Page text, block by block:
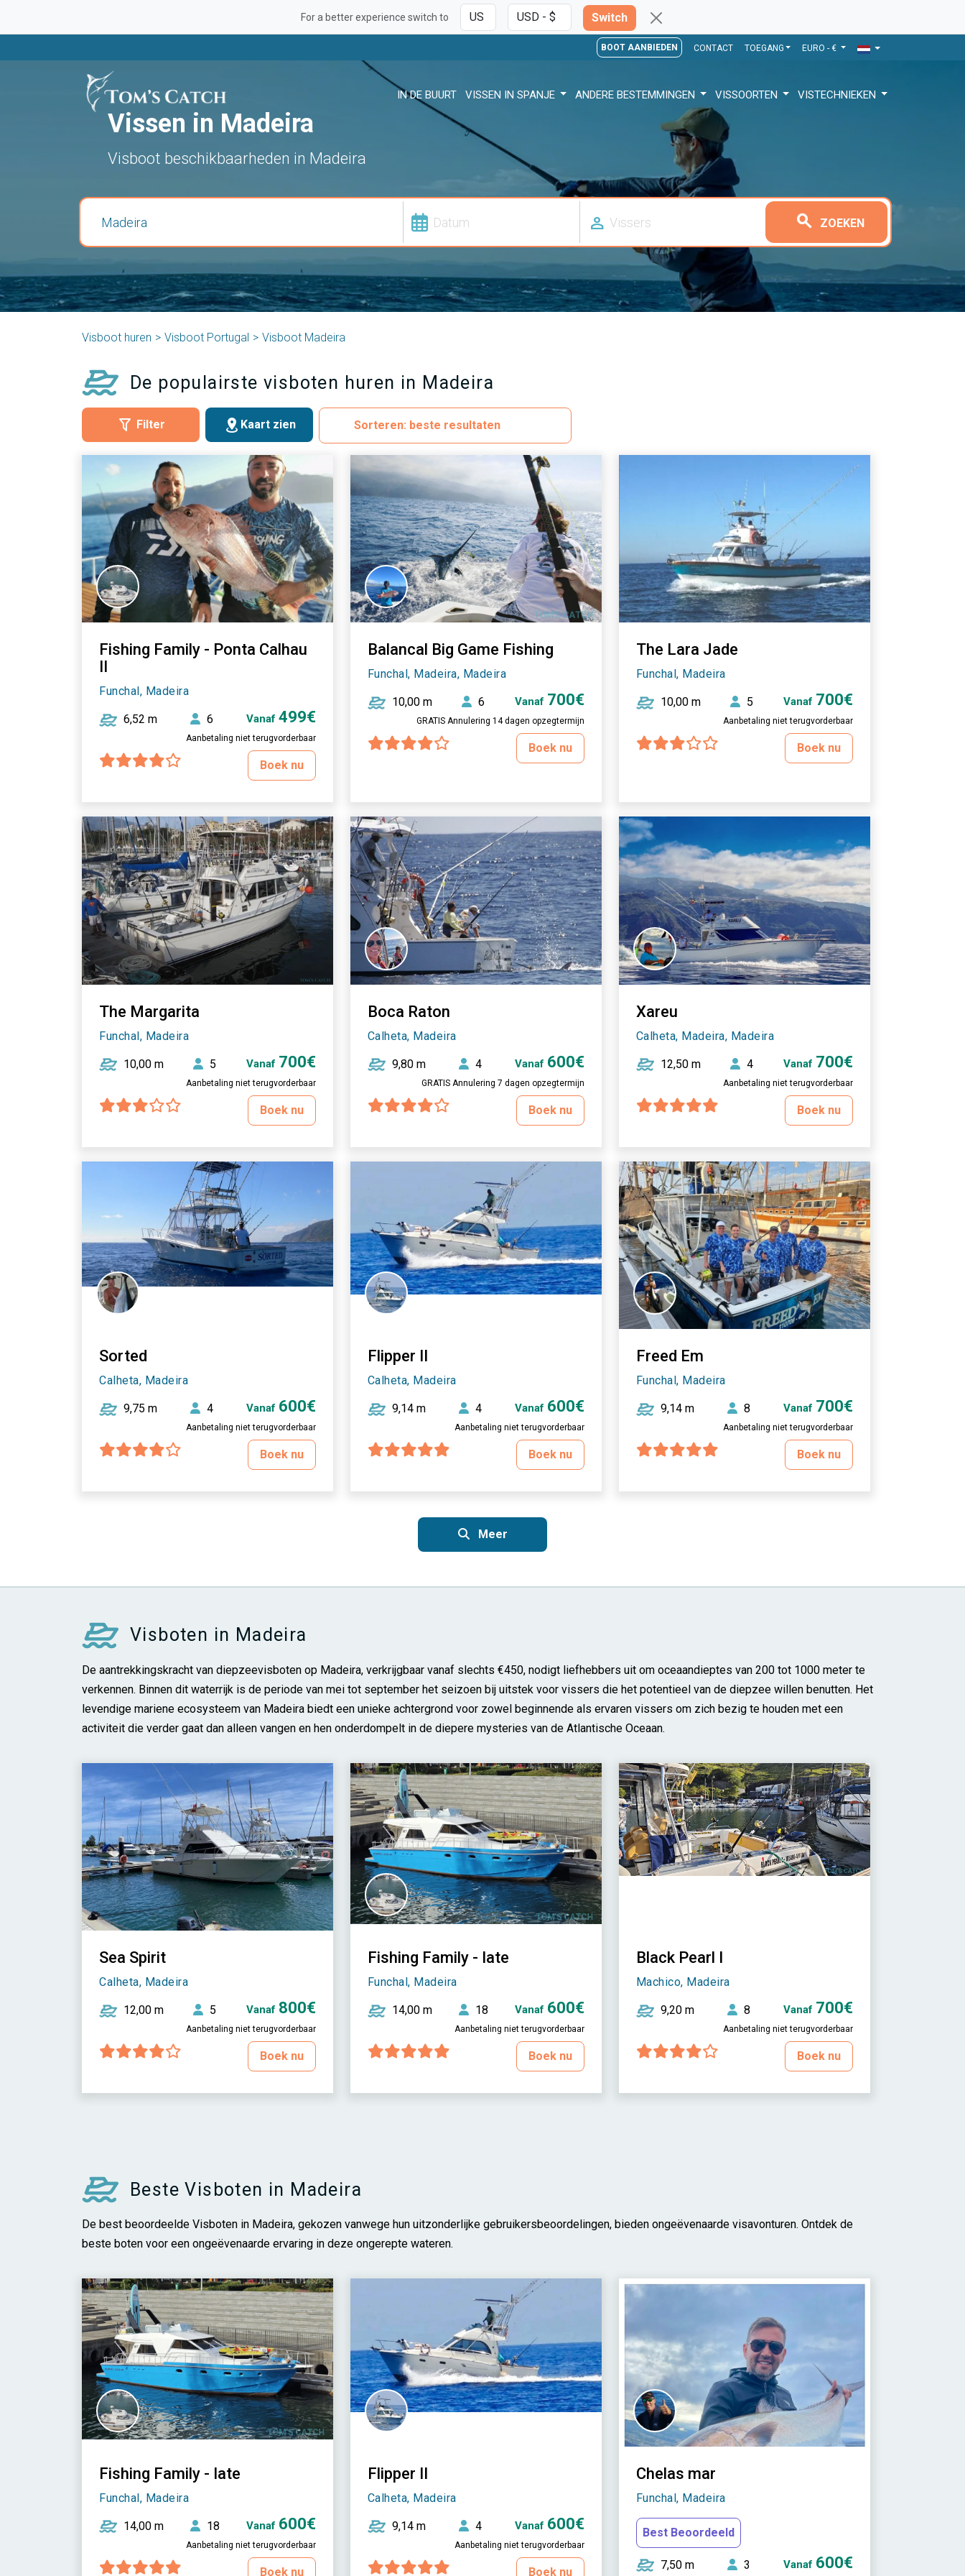
For a better experience switch to Switch
BOOT AANBIEDEN CONTACT TOEGANG EURO - €
IN DE BUURT VISSEN IN SPANJE ANDERE BESTEMMINGEN VISSOORTEN VISTECHNIEKEN
Vissen in Madeira
Visboot beschikbaarheden in Madeira
person search ZOEKEN
Visboot huren Visboot Portugal Visboot Madeira
De populairste visboten huren in Madeira
Filter Kaart zien
Fishing Family - Ponta Calhau
Funchal, Madeira
6,52 m 6 Vanaf 499€
Aanbetaling niet terugvorderbaar
Boek nu
Balancal Big Game Fishing
Funchal, Madeira, Madeira
10,00 m 6 Vanaf 700€
GRATIS Annulering 14 dagen opzegtermijn
Boek nu
The Lara Jade
Funchal, Madeira
10,00 m 5 Vanaf 700€
Aanbetaling niet terugvorderbaar
Boek nu
The Margarita
Funchal, Madeira
10,00 m 5 Vanaf 700€
Aanbetaling niet terugvorderbaar
Boek nu
Boca Raton
Calheta, Madeira
9,80 m 4 Vanaf 600€
GRATIS Annulering 7 dagen opzegtermijn
Boek nu
Xareu
Calheta, Madeira, Madeira
12,50 m 4 Vanaf 700€
Aanbetaling niet terugvorderbaar
Boek nu
Sorted
Calheta, Madeira
9,75 m 4 Vanaf 600€
Aanbetaling niet terugvorderbaar
Boek nu
Flipper II
Calheta, Madeira
9,14 m 4 Vanaf 600€
Aanbetaling niet terugvorderbaar
Boek nu
Freed Em
Funchal, Madeira
9,14 m 8 Vanaf 700€
Aanbetaling niet terugvorderbaar
Boek nu
Meer
Visboten in Madeira
De aantrekkingskracht van diepzeevisboten op Madeira, verkrijgbaar vanaf slechts €450, nodigt liefhebbers uit om oceaandieptes van 200 tot 1000 meter te
verkennen. Binnen dit waterrijk is de periode van mei tot september het seizoen bij uitstek voor vissers die het potentieel van de diepzee willen benutten. Het
levendige mariene ecosysteem van Madeira biedt een unieke achtergrond voor zowel beginnende als ervaren vissers om zich bezig te houden met een
activiteit die verder gaat dan alleen vangen en hen onderdompelt in de diepere mysteries van de Atlantische Oceaan.
Sea Spirit
Calheta, Madeira
12,00 m 5 Vanaf 800€
Aanbetaling niet terugvorderbaar
Boek nu
Fishing Family - Iate
Funchal, Madeira
14,00 m 18 Vanaf 600€
Aanbetaling niet terugvorderbaar
Boek nu
Black Pearl I
Machico, Madeira
9,20 m 8 Vanaf 700€
Aanbetaling niet terugvorderbaar
Boek nu
Beste Visboten in Madeira
De best beoordeelde Visboten in Madeira, gekozen vanwege hun uitzonderlijke gebruikersbeoordelingen, bieden ongeëvenaarde visavonturen. Ontdek de
beste boten voor een ongeëvenaarde ervaring in deze ongerepte wateren.
Fishing Family - Iate
Funchal, Madeira
14,00 m 18 Vanaf 600€
Aanbetaling niet terugvorderbaar
Boek nu
Flipper II
Calheta, Madeira
9,14 m 4 Vanaf 600€
Aanbetaling niet terugvorderbaar
Boek nu
Chelas mar
Funchal, Madeira
Best Beoordeeld
7,50 m 3 Vanaf 600€